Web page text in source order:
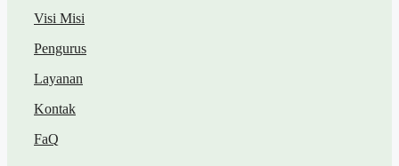
Visi Misi
Pengurus
Layanan
Kontak
FaQ